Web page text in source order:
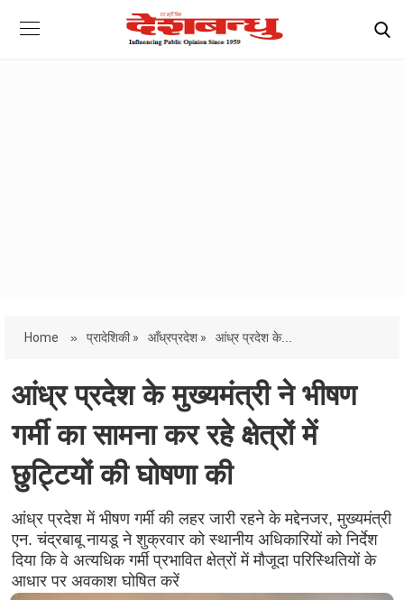
Home » प्रादेशिकी » आँध्रप्रदेश » आंध्र प्रदेश के...
आंध्र प्रदेश के मुख्यमंत्री ने भीषण
गर्मी का सामना कर रहे क्षेत्रों में
छुट्टियों की घोषणा की
आंध्र प्रदेश में भीषण गर्मी की लहर जारी रहने के मद्देनजर, मुख्यमंत्री
एन. चंद्रबाबू नायडू ने शुक्रवार को स्थानीय अधिकारियों को निर्देश
दिया कि वे अत्यधिक गर्मी प्रभावित क्षेत्रों में मौजूदा परिस्थितियों के
आधार पर अवकाश घोषित करें